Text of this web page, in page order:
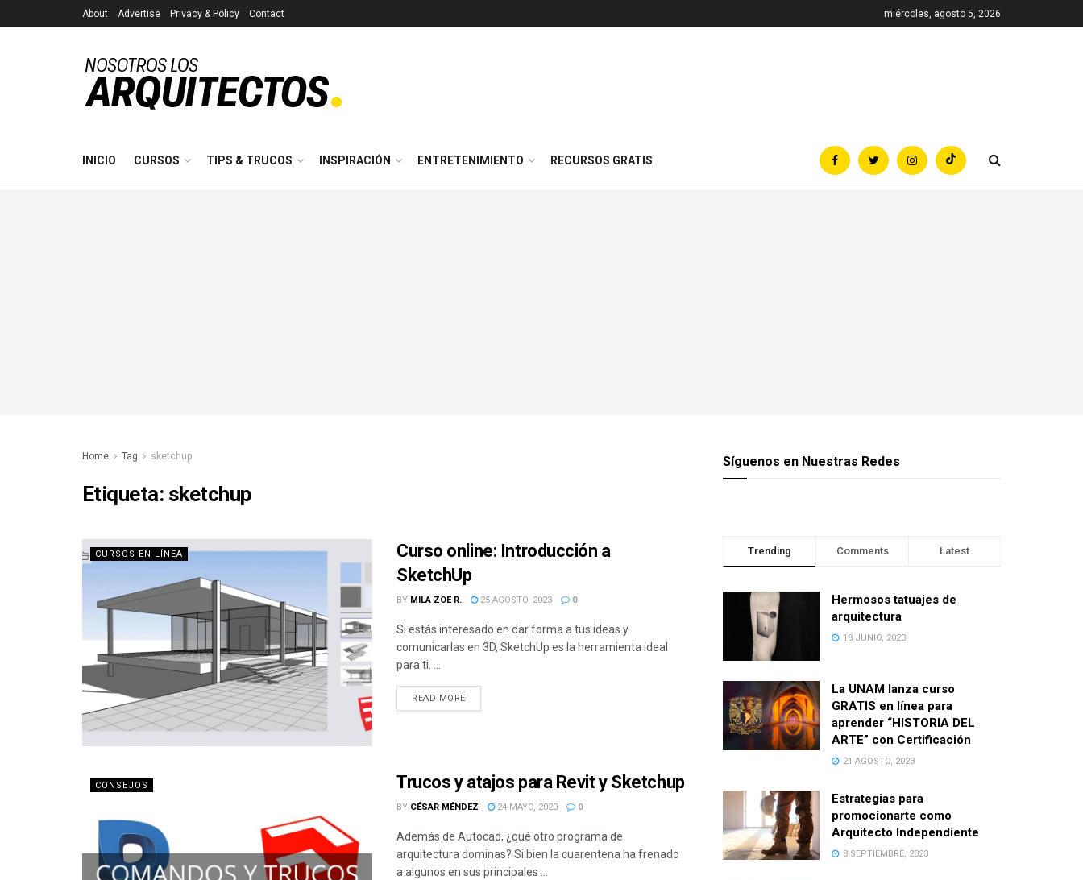
About Advertise Privacy & Policy Contact miércoles, agosto 5, 2026
INICIO CURSOS TIPS & TRUCOS INSPIRACIÓN ENTRETENIMIENTO RECURSOS GRATIS
Home Tag sketchup
Etiqueta: sketchup
CURSOS EN LÍNEA
Curso online: Introducción a
SketchUp
BY MILA ZOE R. 25 AGOSTO, 2023 0
Si estás interesado en dar forma a tus ideas y
comunicarlas en 3D, SketchUp es la herramienta ideal
para ti. ...
READ MORE
CONSEJOS Trucos y atajos para Revit y Sketchup
BY CÉSAR MÉNDEZ 24 MAYO, 2020 0
Además de Autocad, ¿qué otro programa de
arquitectura dominas? Si bien la cuarentena ha frenado
a algunos en sus principales ...
Síguenos en Nuestras Redes
Trending Comments Latest
Hermosos tatuajes de
arquitectura
18 JUNIO, 2023
La UNAM lanza curso
GRATIS en línea para
aprender “HISTORIA DEL
ARTE” con Certificación
21 AGOSTO, 2023
Estrategias para
promocionarte como
Arquitecto Independiente
8 SEPTIEMBRE, 2023